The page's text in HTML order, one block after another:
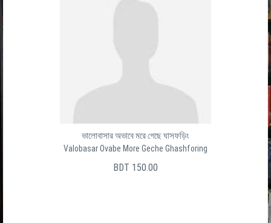
ভালোবাসার অভাবে মরে গেছে ঘাসফড়িং
Valobasar Ovabe More Geche Ghashforing
BDT 150.00